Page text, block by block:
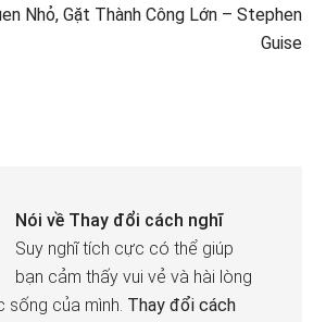
Nhỏ, Gặt Thành Công Lớn – Stephen
Guise
Nói về Thay đổi cách nghĩ
Suy nghĩ tích cực có thể giúp
bạn cảm thấy vui vẻ và hài lòng
sống của mình. Thay đổi cách